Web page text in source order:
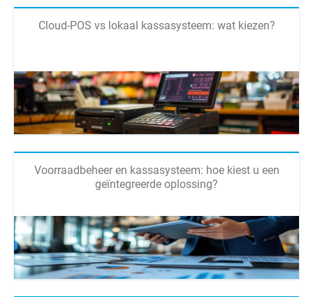
Cloud-POS vs lokaal kassasysteem: wat kiezen?
Voorraadbeheer en kassasysteem: hoe kiest u een
geïntegreerde oplossing?